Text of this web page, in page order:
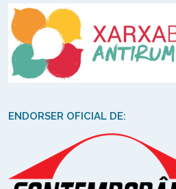
ENDORSER OFICIAL DE: